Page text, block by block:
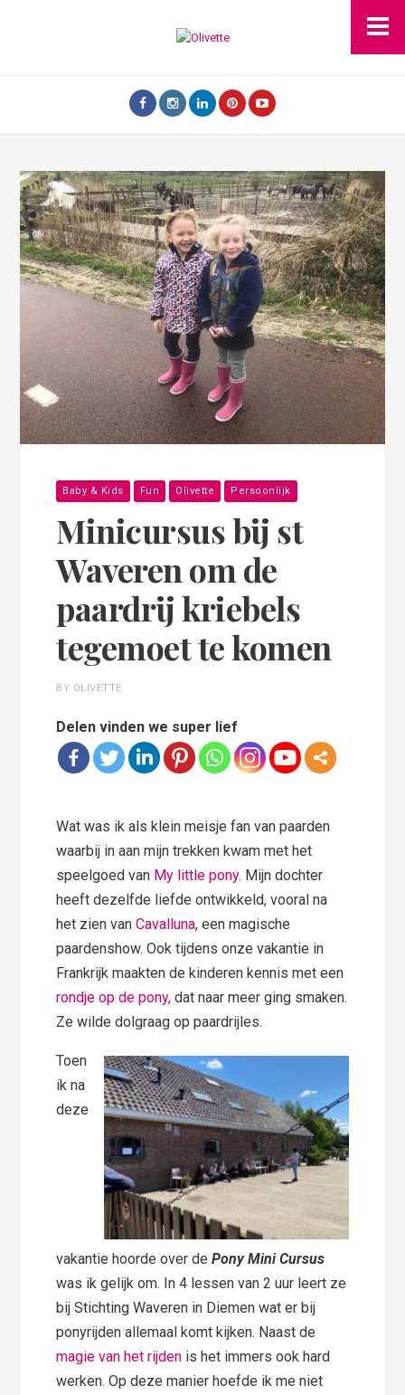
Baby & Kids Fun Olivette Persoonlijk
Minicursus bij st
Waveren om de
paardrij kriebels
tegemoet te komen
BY OLIVETTE
Delen vinden we super lief
Wat was ik als klein meisje fan van paarden
waarbij in aan mijn trekken kwam met het
speelgoed van My little pony. Mijn dochter
heeft dezelfde liefde ontwikkeld, vooral na
het zien vanCavalluna, een magische
paardenshow. Ook tijdens onze vakantie in
Frankrijk maakten de kinderen kennis met een
rondje op de pony, dat naar meer ging smaken.
Ze wilde dolgraag op paardrijles.
Toen
ik na
deze
vakantie hoorde over dePony Mini Cursus
was ik gelijk om. In 4 lessen van 2 uur leert ze
bij Stichting Waveren in Diemen wat er bij
ponyrijden allemaal komt kijken. Naast de
magie van het rijden is het immers ook hard
werken. Op deze manier hoefde ik me niet